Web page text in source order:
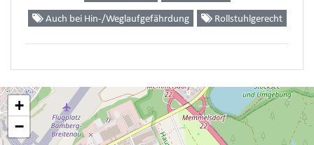
Auch bei Hin-/Weglaufgefährdung Rollstuhlgerecht
+
−